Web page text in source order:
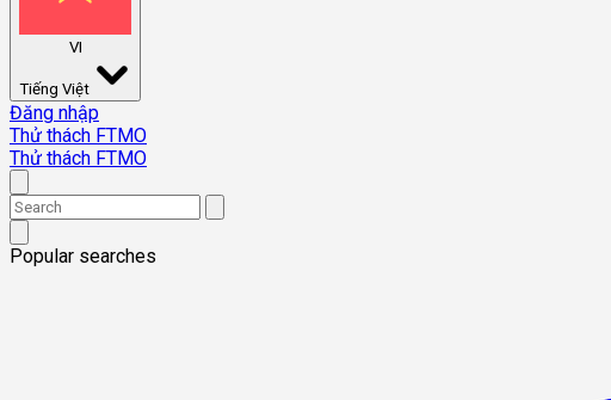
VI
Tiếng Việt
Đăng nhập
Thử thách FTMO
Thử thách FTMO
Popular searches